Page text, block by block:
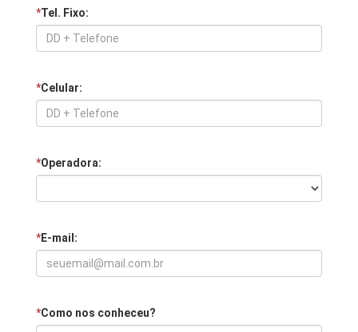
*Tel. Fixo:
*Celular:
*Operadora:
*E-mail:
*Como nos conheceu?